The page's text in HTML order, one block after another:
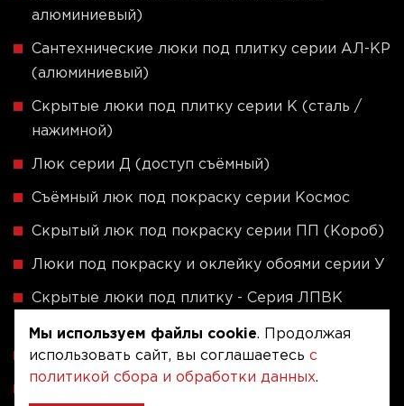
алюминиевый)
Сантехнические люки под плитку серии АЛ-КР
(алюминиевый)
Скрытые люки под плитку серии K (сталь /
нажимной)
Люк серии Д (доступ съёмный)
Съёмный люк под покраску серии Космос
Скрытый люк под покраску серии ПП (Короб)
Люки под покраску и оклейку обоями серии У
Скрытые люки под плитку - Серия ЛПВК
Ревизионные люки серии A (сталь / присоска)
Мы используем файлы cookie. Продолжая
использовать сайт, вы соглашаетесь с
политикой сбора и обработки данных.